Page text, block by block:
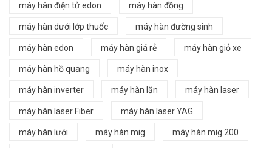
máy hàn điện tử edon máy hàn đồng
máy hàn dưới lớp thuốc máy hàn đường sinh
máy hàn edon máy hàn giá rẻ máy hàn giỏ xe
máy hàn hồ quang máy hàn inox
máy hàn inverter máy hàn lăn máy hàn laser
máy hàn laser Fiber máy hàn laser YAG
máy hàn lưới máy hàn mig máy hàn mig 200